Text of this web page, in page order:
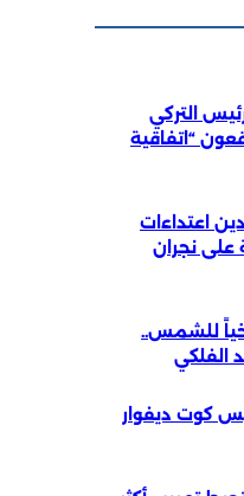
التركي
“اتفاقية
اعتداءات
على نجران
للشمس..
الفلكي
كوت ديفوار